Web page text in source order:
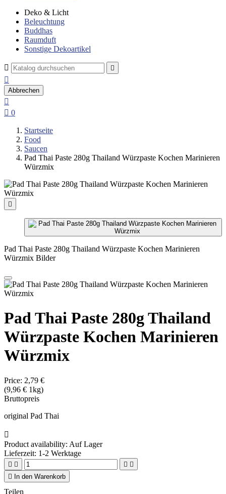
Deko & Licht
Beleuchtung
Buddhas
Raumduft
Sonstige Dekoartikel
 

Abbrechen

 0
Startseite
Food
Saucen
Pad Thai Paste 280g Thailand Würzpaste Kochen Marinieren
Würzmix

Pad Thai Paste 280g Thailand Würzpaste Kochen Marinieren
Würzmix Bilder
Pad Thai Paste 280g Thailand
Würzpaste Kochen Marinieren
Würzmix
Price: 2,79 €
(9,96 € 1kg)
Bruttopreis
original Pad Thai

Product availability: Auf Lager
Lieferzeit: 1-2 Werktage
   

In den Warenkorb
Teilen